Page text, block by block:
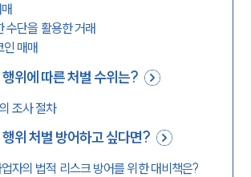
수단을 활용한 거래
인 매매
위에 따른 처벌 수위는?
조사 절차
위 처벌 방어하고 싶다면?
자의 법적 리스크 방어를 위한 대비책은?